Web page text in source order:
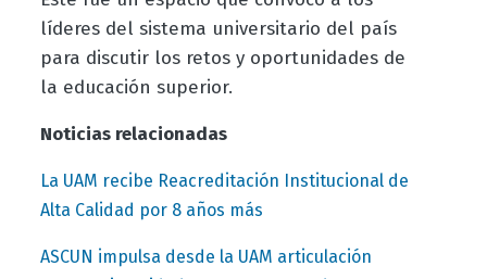
líderes del sistema universitario del país
para discutir los retos y oportunidades de
la educación superior.
Noticias relacionadas
La UAM recibe Reacreditación Institucional de
Alta Calidad por 8 años más
ASCUN impulsa desde la UAM articulación